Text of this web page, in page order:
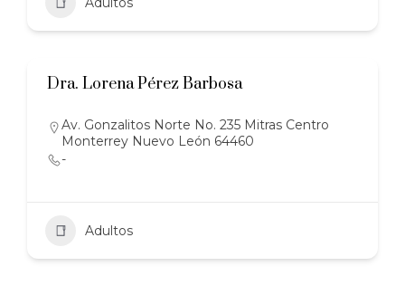
Dra. Lorena Pérez Barbosa
Av. Gonzalitos Norte No. 235 Mitras Centro
Monterrey Nuevo León 64460
-
Adultos